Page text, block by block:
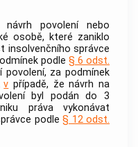
povolení nebo
osobě, které zaniklo
insolvenčního správce
podle § 6 odst.
povolení, za podmínek
v případě, že návrh na
byl podán do 3
práva vykonávat
podle§ 12 odst.